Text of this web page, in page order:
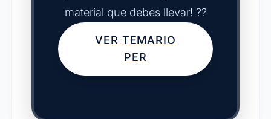
material que debes llevar! ??
VER TEMARIO
PER